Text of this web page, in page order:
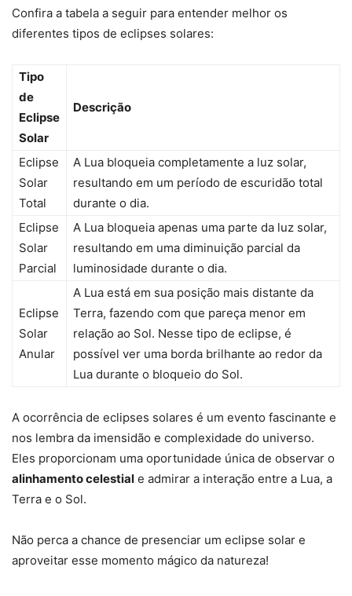
Confira a tabela a seguir para entender melhor os
diferentes tipos de eclipses solares:
Tipo
de
Eclipse
Solar
Descrição
Eclipse
Solar
Total
A Lua bloqueia completamente a luz solar,
resultando em um período de escuridão total
durante o dia.
Eclipse
Solar
Parcial
A Lua bloqueia apenas uma parte da luz solar,
resultando em uma diminuição parcial da
luminosidade durante o dia.
Eclipse
Solar
Anular
A Lua está em sua posição mais distante da
Terra, fazendo com que pareça menor em
relação ao Sol. Nesse tipo de eclipse, é
possível ver uma borda brilhante ao redor da
Lua durante o bloqueio do Sol.
A ocorrência de eclipses solares é um evento fascinante e
nos lembra da imensidão e complexidade do universo.
Eles proporcionam uma oportunidade única de observar o
alinhamento celestial e admirar a interação entre a Lua, a
Terra e o Sol.
Não perca a chance de presenciar um eclipse solar e
aproveitar esse momento mágico da natureza!